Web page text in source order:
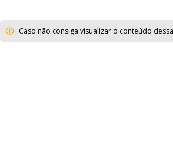
Caso não consiga visualizar o conteúdo